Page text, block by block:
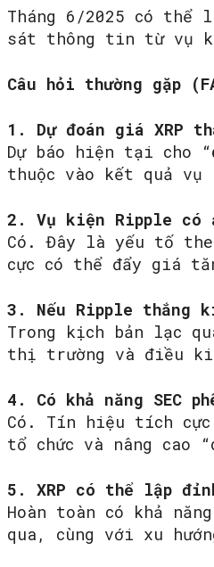
Tháng 6/2025 có thể
sát thông tin từ vụ
Câu hỏi thường gặp
1. Dự đoán giá XRP
Dự báo hiện tại cho “
thuộc vào kết quả
2. Vụ kiện Ripple có
Có. Đây là yếu tố
cực có thể đẩy giá
3. Nếu Ripple thắng
Trong kịch bản lạc
thị trường và điều
4. Có khả năng SEC
Có. Tín hiệu tích cực
tổ chức và nâng cao
5. XRP có thể lập
Hoàn toàn có khả
qua, cùng với xu